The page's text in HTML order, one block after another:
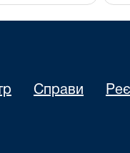
Справи